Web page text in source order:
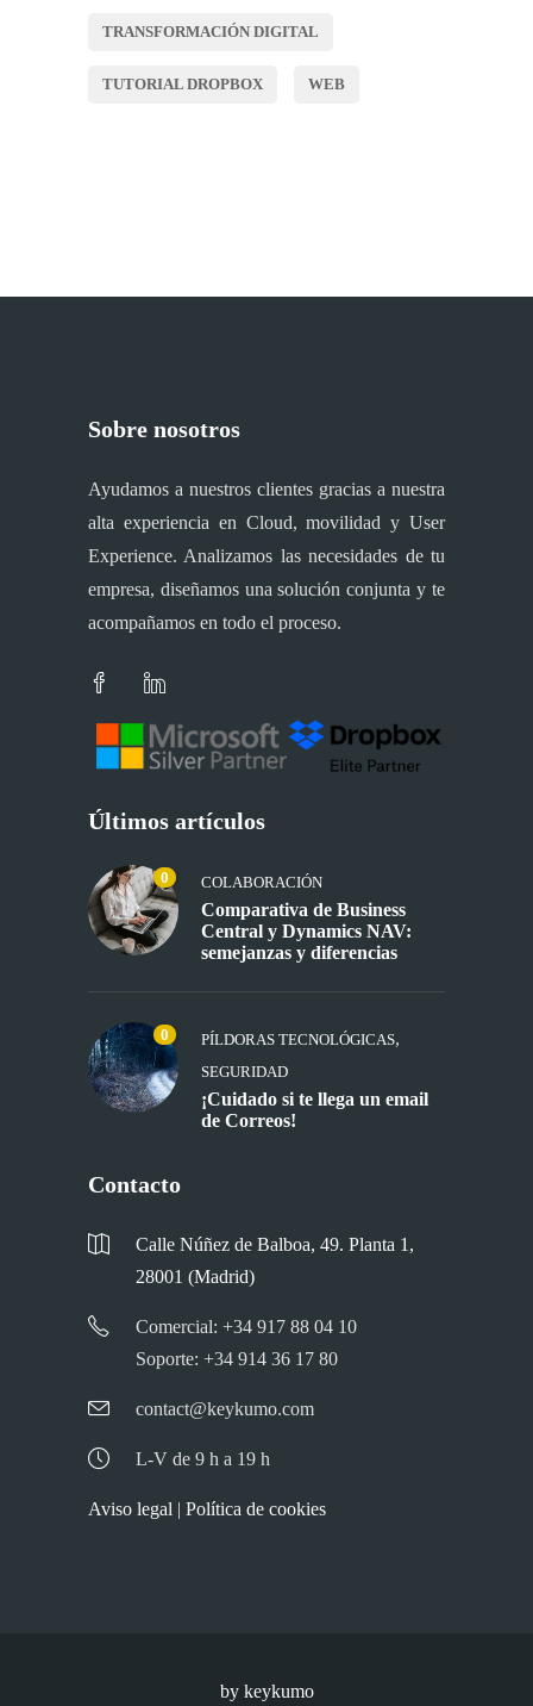
TRANSFORMACIÓN DIGITAL
TUTORIAL DROPBOX WEB
Sobre nosotros
Ayudamos a nuestros clientes gracias a nuestra
alta experiencia en Cloud, movilidad y User
Experience. Analizamos las necesidades de tu
empresa, diseñamos una solución conjunta y te
acompañamos en todo el proceso.
Últimos artículos
0 COLABORACIÓN
Comparativa de Business
Central y Dynamics NAV:
semejanzas y diferencias
0 PÍLDORAS TECNOLÓGICAS,
SEGURIDAD
¡Cuidado si te llega un email
de Correos!
Contacto
Calle Núñez de Balboa, 49. Planta 1,
28001 (Madrid)
Comercial: +34 917 88 04 10
Soporte: +34 914 36 17 80
contact@keykumo.com
L-V de 9 h a 19 h
Aviso legal | Política de cookies
by keykumo